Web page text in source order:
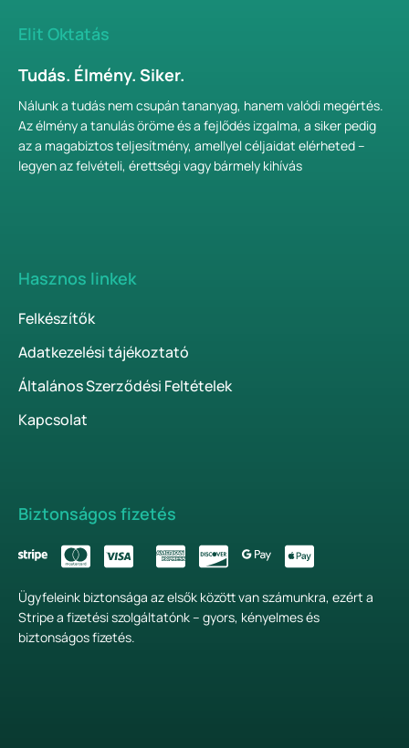
Elit Oktatás
Tudás. Élmény. Siker.
Nálunk a tudás nem csupán tananyag, hanem valódi megértés.
Az élmény a tanulás öröme és a fejlődés izgalma, a siker pedig
az a magabiztos teljesítmény, amellyel céljaidat elérheted –
legyen az felvételi, érettségi vagy bármely kihívás
Hasznos linkek
Felkészítők
Adatkezelési tájékoztató
Általános Szerződési Feltételek
Kapcsolat
Biztonságos fizetés
Ügyfeleink biztonsága az elsők között van számunkra, ezért a
Stripe a fizetési szolgáltatónk – gyors, kényelmes és
biztonságos fizetés.